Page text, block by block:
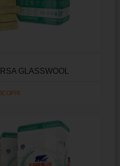
GLASSWOOL